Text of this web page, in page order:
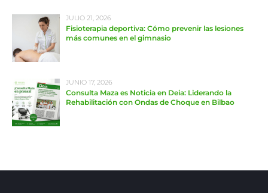
JULIO 21, 2026
Fisioterapia deportiva: Cómo prevenir las lesiones
más comunes en el gimnasio
JUNIO 17, 2026
Consulta Maza es Noticia en Deia: Liderando la
Rehabilitación con Ondas de Choque en Bilbao